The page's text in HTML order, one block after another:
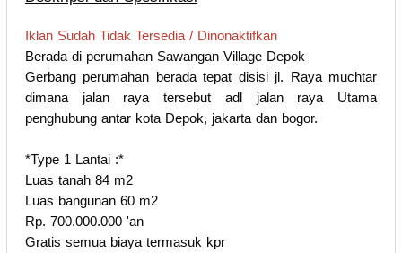
Iklan Sudah Tidak Tersedia / Dinonaktifkan
Berada di perumahan Sawangan Village Depok
Gerbang perumahan berada tepat disisi jl. Raya muchtar
dimana jalan raya tersebut adl jalan raya Utama
penghubung antar kota Depok, jakarta dan bogor.
*Type 1 Lantai :*
Luas tanah 84 m2
Luas bangunan 60 m2
Rp. 700.000.000 'an
Gratis semua biaya termasuk kpr